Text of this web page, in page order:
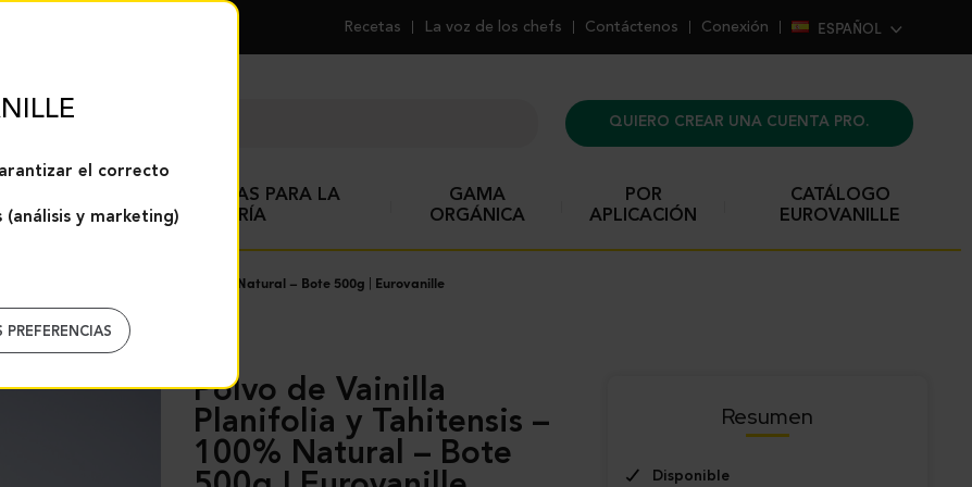
el correcto
y marketing)
Recetas La voz de los chefs Contáctenos Conexión ESPAÑOL
QUIERO CREAR UNA CUENTA PRO.
ESPECIAS Y AYUDAS PARA LA
REPOSTERÍA
GAMA
ORGÁNICA
POR
APLICACIÓN
CATÁLOGO
EUROVANILLE
Vainilla Planifolia y Tahitensis – 100% Natural – Bote 500g | Eurovanille
Polvo de Vainilla
Planifolia y Tahitensis –
100% Natural – Bote
Resumen
Disponible